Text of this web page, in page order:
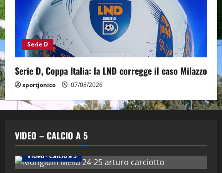
Serie D
Serie D, Coppa Italia: la LND corregge il caso Milazzo
sportjonico 07/08/2026
VIDEO – CALCIO A 5
Altri Sport Calcio a 5 Maschile
Video - Calcio a 5